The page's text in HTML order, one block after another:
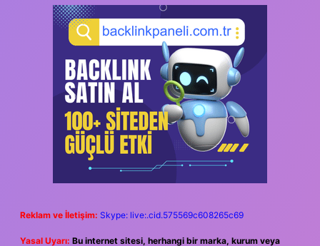
Reklam ve İletişim: Skype: live:.cid.575569c608265c69
Yasal Uyarı: Bu internet sitesi, herhangi bir marka, kurum veya